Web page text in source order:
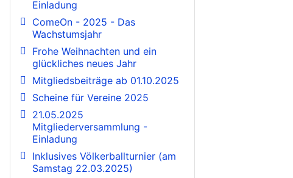
Einladung
ComeOn - 2025 - Das
Wachstumsjahr
Frohe Weihnachten und ein
glückliches neues Jahr
Mitgliedsbeiträge ab 01.10.2025
Scheine für Vereine 2025
21.05.2025
Mitgliederversammlung -
Einladung
Inklusives Völkerballturnier (am
Samstag 22.03.2025)